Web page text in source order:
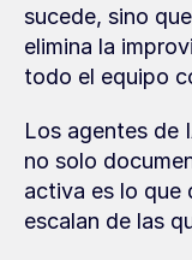
sucede, sino
elimina la
todo el equipo
Los agentes de
no solo
activa es lo que
escalan de las